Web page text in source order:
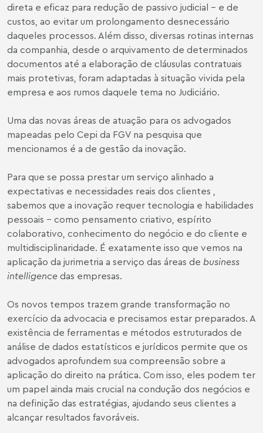
direta e eficaz para redução de passivo judicial – e de
custos, ao evitar um prolongamento desnecessário
daqueles processos. Além disso, diversas rotinas internas
da companhia, desde o arquivamento de determinados
documentos até a elaboração de cláusulas contratuais
mais protetivas, foram adaptadas à situação vivida pela
empresa e aos rumos daquele tema no Judiciário.
Uma das novas áreas de atuação para os advogados
mapeadas pelo Cepi da FGV na pesquisa que
mencionamos é a de gestão da inovação.
Para que se possa prestar um serviço alinhado a
expectativas e necessidades reais dos clientes ,
sabemos que a inovação requer tecnologia e habilidades
pessoais – como pensamento criativo, espírito
colaborativo, conhecimento do negócio e do cliente e
multidisciplinaridade. É exatamente isso que vemos na
aplicação da jurimetria a serviço das áreas de business
intelligence das empresas.
Os novos tempos trazem grande transformação no
exercício da advocacia e precisamos estar preparados. A
existência de ferramentas e métodos estruturados de
análise de dados estatísticos e jurídicos permite que os
advogados aprofundem sua compreensão sobre a
aplicação do direito na prática. Com isso, eles podem ter
um papel ainda mais crucial na condução dos negócios e
na definição das estratégias, ajudando seus clientes a
alcançar resultados favoráveis.